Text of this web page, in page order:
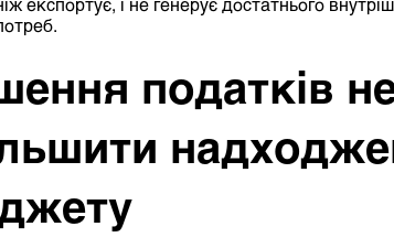
податків